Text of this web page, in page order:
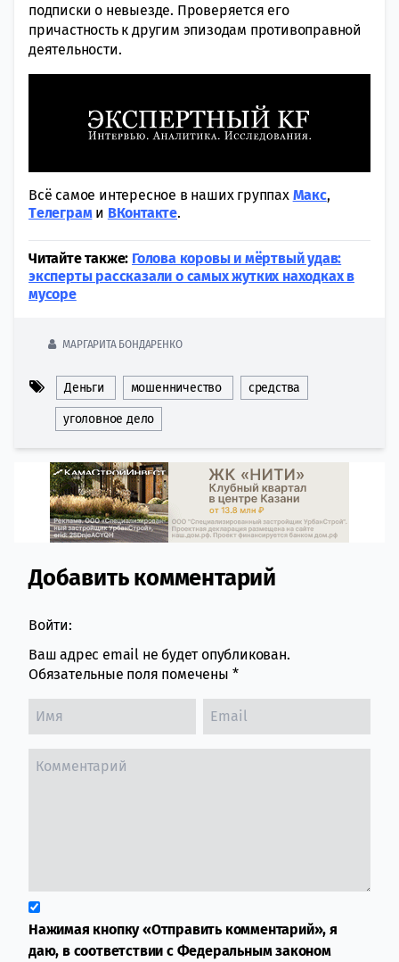
подписки о невыезде. Проверяется его
причастность к другим эпизодам противоправной
деятельности.
Всё самое интересное в наших группах Макс,
Tелеграми ВКонтакте.
Читайте также: Голова коровы и мёртвый удав:
эксперты рассказали о самых жутких находках в
мусоре
МАРГАРИТА БОНДАРЕНКО
Деньги мошенничество средства
уголовное дело
Comment section
Добавить комментарий
Войти:
Ваш адрес email не будет опубликован.
Обязательные поля помечены *
Нажимая кнопку «Отправить комментарий», я
даю, в соответствии с Федеральным законом